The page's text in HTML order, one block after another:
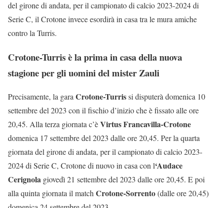
del girone di andata, per il campionato di calcio 2023-2024 di
Serie C, il Crotone invece esordirà in casa tra le mura amiche
contro la Turris.
Crotone-Turris è la prima in casa della nuova
stagione per gli uomini del mister Zauli
Precisamente, la garaCrotone-Turrissi disputerà domenica 10
settembre del 2023 con il fischio d’inizio che è fissato alle ore
20,45. Alla terza giornata c’èVirtus Francavilla-Crotone
domenica 17 settembre del 2023 dalle ore 20,45. Per la quarta
giornata del girone di andata, per il campionato di calcio 2023-
2024 di Serie C, Crotone di nuovo in casa con l‘Audace
Cerignola giovedì 21 settembre del 2023 dalle ore 20,45. E poi
alla quinta giornata il matchCrotone-Sorrento(dalle ore 20,45)